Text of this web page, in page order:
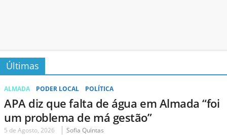
Últimas
ALMADA PODER LOCAL POLÍTICA
APA diz que falta de água em Almada “foi
um problema de má gestão”
5 de Agosto, 2026 Sofia Quintas